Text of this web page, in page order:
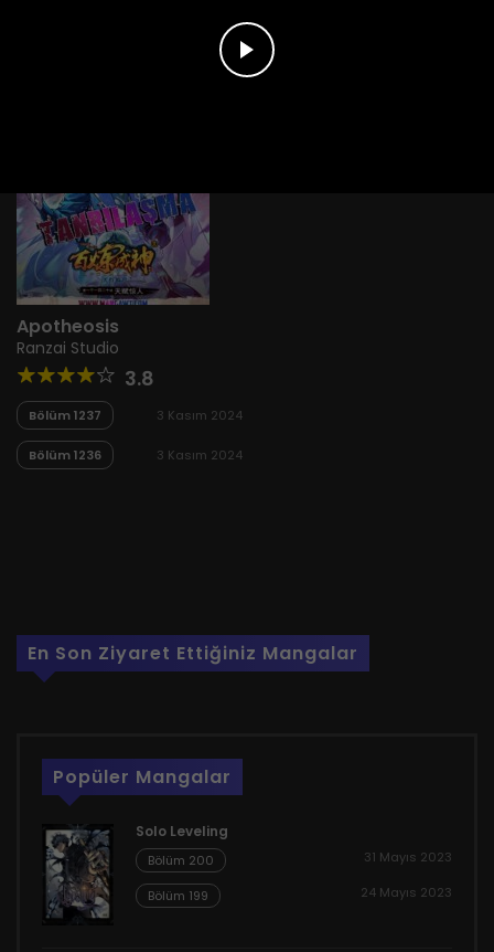
Apotheosis
Ranzai Studio
3.8
Bölüm 1237 3 Kasım 2024
Bölüm 1236 3 Kasım 2024
En Son Ziyaret Ettiğiniz Mangalar
Popüler Mangalar
Solo Leveling
Bölüm 200 31 Mayıs 2023
Bölüm 199 24 Mayıs 2023